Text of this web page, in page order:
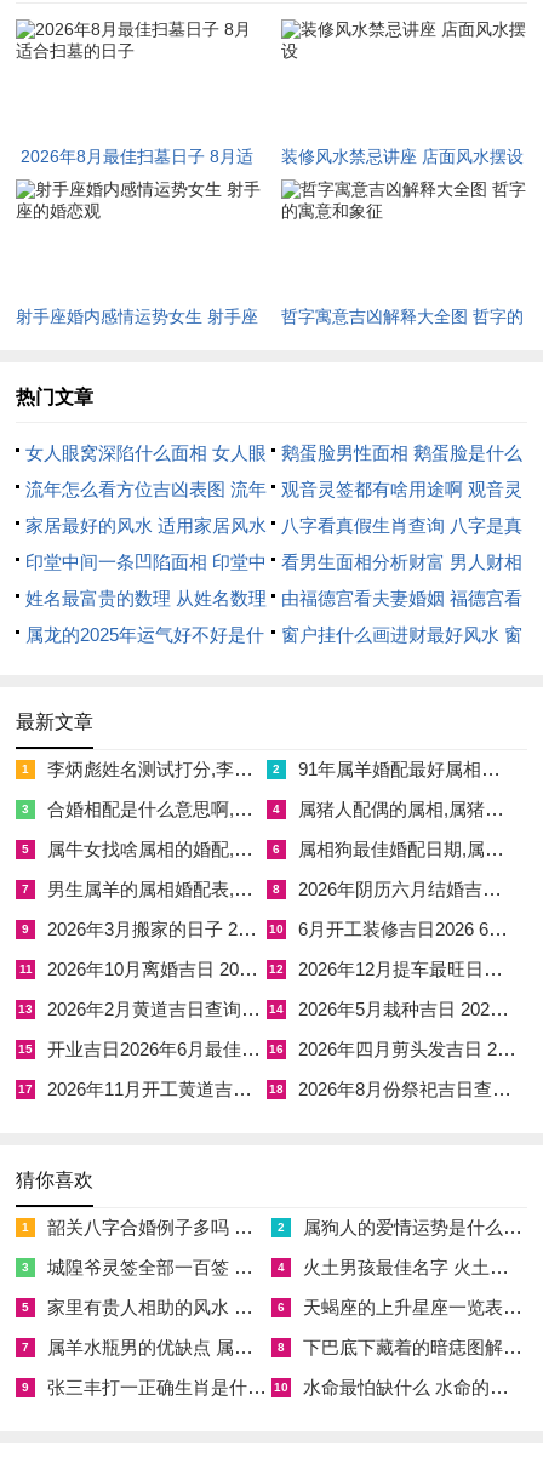
个：丙午水年丙申火月甲子金日岁煞南 - 彭祖百忌:甲不开仓 子
不问卜
拆卸、修造、进人口、安香、交易、立券、入宅、移徙、安床、
动土、破土、谢土、安葬、入殓、除服、成服
所宜:安机械、纳采、订盟、祭祀、祈福、求嗣、开光、普渡、
出行、出火、拆卸、修造、动土、进人口、开市、交易、立券、
移徙、安床、栽种、上梁、纳畜、破土、移柩、安葬
相冲：鼠日冲（庚午）马；今日所宜：嫁娶、纳采、订盟、祭
今日所忌:开市、立券、置产、作灶、造桥;今日卦象:水地比（比
卦）比卦 诚信团结上上卦！
扫墓吉日选择要点，2026年8月最佳扫墓日子 8月适合扫墓的日
子 -选择扫墓吉日时首要考虑的是黄历上明确标注“祭祀”或“祭
奠”为“宜”的日子。
这说明该日进行祭扫活动能的到天时之助！跟此在同时需关注当
还需结合逝者的生辰八字在加上主要祭扫者的生肖,避开相冲相
扫墓流程还有注意事项 -扫墓前的准备工作需用心~祭品多数时
候有鲜花、水果、糕点、清酒等，可根据逝者生前喜好准备~注
意不是凡是区忌讳使用荤腥过重的祭品？
2026年8月最佳扫墓日子 8月适
合扫墓的日子
装修风水禁忌讲座 店面风水摆设
射手座婚内感情运势女生 射手座
哲字寓意吉凶解释大全图 哲字的
热门文章
女人眼窝深陷什么面相 女人眼
窝深陷是短命相吗
鹅蛋脸男性面相 鹅蛋脸是什么
脸型男性
流年怎么看方位吉凶表图 流年
位置怎么看
观音灵签都有啥用途啊 观音灵
签全部签签词
家居最好的风水 适用家居风水
八字看真假生肖查询 八字是真
还是假
印堂中间一条凹陷面相 印堂中
间有条线沟好不好
看男生面相分析财富 男人财相
从哪里看
姓名最富贵的数理 从姓名数理
看富豪
由福德宫看夫妻婚姻 福德宫看
配偶生肖
属龙的2025年运气好不好是什
2025年属龙人的全年运势
窗户挂什么画进财最好风水 窗
最新文章
1 李炳彪姓名测试打分,李炳彪名字的寓意含义是什么意思 2 91年属羊婚配最好属相女,91年属羊婚配最好属相女孩
3 合婚相配是什么意思啊,合婚相配是什么意思啊女 4 属猪人配偶的属相,属猪人配偶的属相有哪些
5 属牛女找啥属相的婚配,属牛女适合婚配属相 6 属相狗最佳婚配日期,属相狗最佳婚配日期是几月
7 男生属羊的属相婚配表,男的属羊的和什么属相最配、相克 8 2026年阴历六月结婚吉日 2026年阴历六月结婚的黄道吉日
9 2026年3月搬家的日子 2026年3月搬家最好的日子 10 6月开工装修吉日2026 6月装修的最佳开工日
11 2026年10月离婚吉日 2026年10月黄道吉日婚嫁吉时查询 12 2026年12月提车最旺日子老黄历
13 2026年2月黄道吉日查询表 2026年2月6日黄道吉时查询 14 2026年5月栽种吉日 2026年5月栽种黄道吉日
15 开业吉日2026年6月最佳时间 开业吉日2026年9月最佳时间 16 2026年四月剪头发吉日 2026年农历四月剪头发吉日
17 2026年11月开工黄道吉日有哪几天 2026年11月开工黄道吉日一览表 18 2026年8月份祭祀吉日查询表 2026年8月祭祀黄道吉日
猜你喜欢
1 韶关八字合婚例子多吗 韶关八字测风水 2 属狗人的爱情运势是什么意思 属狗的人爱情观
3 城隍爷灵签全部一百签 城隍爷灵签解签大全 4 火土男孩最佳名字 火土属性的字男孩名字有哪些
5 家里有贵人相助的风水 家里有贵人是什么意思 6 天蝎座的上升星座一览表 天蝎座的上升星座查询
7 属羊水瓶男的优缺点 属羊水瓶座男生性格爱情观 8 下巴底下藏着的暗痣图解 下巴尖底下有痣代表什么
9 张三丰打一正确生肖是什么意思 张三丰是指什么生肖 10 水命最怕缺什么 水命的人忌什么